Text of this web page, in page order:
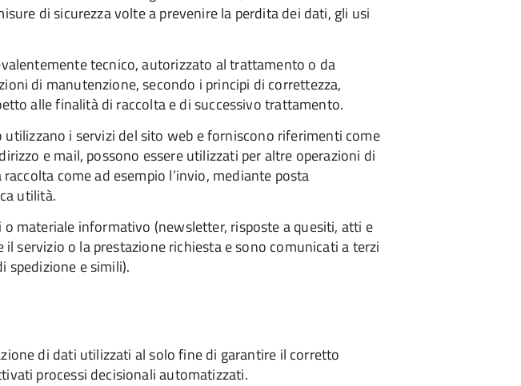
di sicurezza volte a prevenire la perdita dei dati, gli usi
tecnico, autorizzato al trattamento o da
di manutenzione, secondo i principi di correttezza,
alle finalità di raccolta e di successivo trattamento.
i servizi del sito web e forniscono riferimenti come
e mail, possono essere utilizzati per altre operazioni di
come ad esempio l’invio, mediante posta
utilità.
materiale informativo (newsletter, risposte a quesiti, atti e
servizio o la prestazione richiesta e sono comunicati a terzi
spedizione e simili).
di dati utilizzati al solo fine di garantire il corretto
processi decisionali automatizzati.